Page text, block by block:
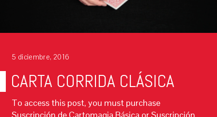
5 diciembre, 2016
CARTA CORRIDA CLÁSICA
To access this post, you must purchase